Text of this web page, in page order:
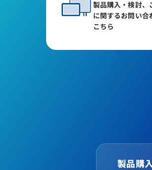
製品購入・検討、
に関するお問い合
こちら
製品購